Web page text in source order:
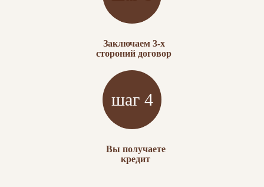
Заключаем 3-х
стороний договор
Вы получаете
кредит